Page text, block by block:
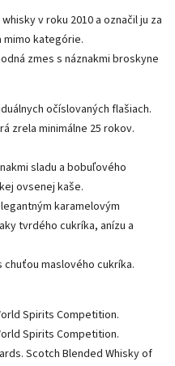
v roku 2010 a označil ju za
mimo kategórie.
zmes s náznakmi broskyne
očíslovaných flašiach.
zrela minimálne 25 rokov.
sladu a bobuľového
ovsenej kaše.
karamelovým
tvrdého cukríka, anízu a
chuťou maslového cukríka.
Spirits Competition.
Spirits Competition.
Scotch Blended Whisky of